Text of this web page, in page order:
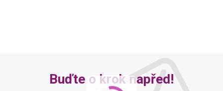
Buďte o krok napřed!